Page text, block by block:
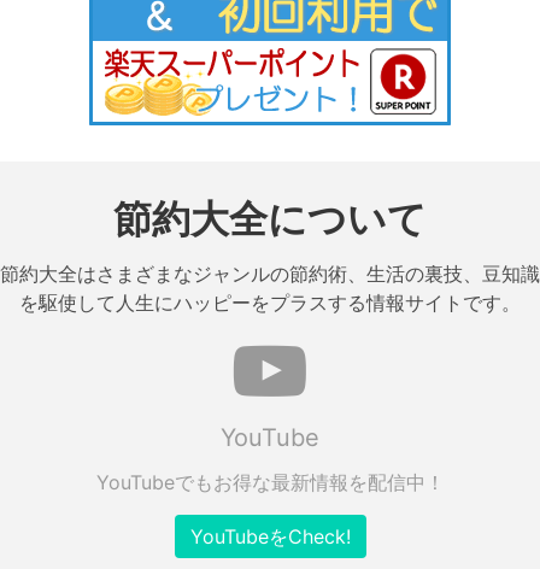
節約大全について
節約大全はさまざまなジャンルの節約術、生活の裏技、豆知識
を駆使して人生にハッピーをプラスする情報サイトです。
YouTube
YouTubeでもお得な最新情報を配信中！
YouTubeをCheck!